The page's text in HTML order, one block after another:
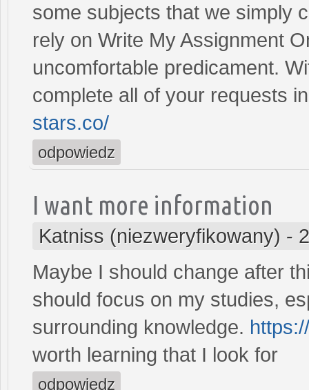
some subjects that we simply
rely on Write My Assignment
uncomfortable predicament.
complete all of your requests
stars.co/
odpowiedz
I want more information
Katniss (niezweryfikowany) -
Maybe I should change after
should focus on my studies,
surrounding knowledge.
worth learning that I look for
odpowiedz